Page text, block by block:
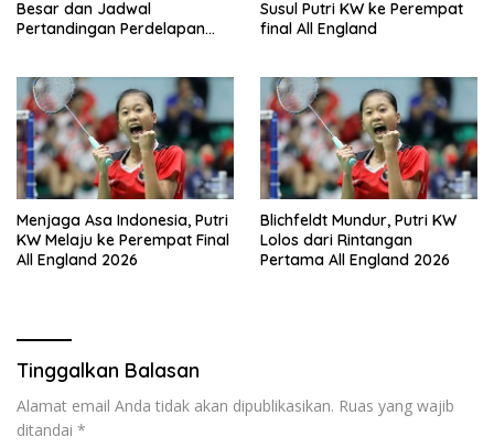
Besar dan Jadwal
Pertandingan Perdelapan
Susul Putri KW ke Perempat
final All England
Menjaga Asa Indonesia, Putri
KW Melaju ke Perempat Final
All England 2026
Blichfeldt Mundur, Putri KW
Lolos dari Rintangan
Pertama All England 2026
Tinggalkan Balasan
Alamat email Anda tidak akan dipublikasikan. Ruas yang wajib
ditandai *